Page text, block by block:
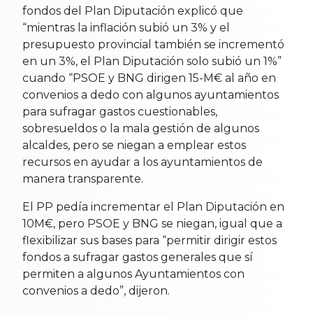
fondos del Plan Diputación explicó que
“mientras la inflación subió un 3% y el
presupuesto provincial también se incrementó
en un 3%, el Plan Diputación solo subió un 1%”
cuando “PSOE y BNG dirigen 15-M€ al año en
convenios a dedo con algunos ayuntamientos
para sufragar gastos cuestionables,
sobresueldos o la mala gestión de algunos
alcaldes, pero se niegan a emplear estos
recursos en ayudar a los ayuntamientos de
manera transparente.
El PP pedía incrementar el Plan Diputación en
10M€, pero PSOE y BNG se niegan, igual que a
flexibilizar sus bases para “permitir dirigir estos
fondos a sufragar gastos generales que sí
permiten a algunos Ayuntamientos con
convenios a dedo”, dijeron.